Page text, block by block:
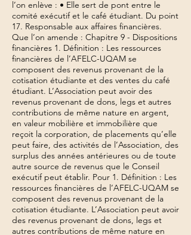
l’on enlève : • Elle sert de pont entre le
comité exécutif et le café étudiant. Du point
17. Responsable aux affaires financières.
Que l’on amende : Chapitre 9 - Dispositions
financières 1. Définition : Les ressources
financières de l’AFELC-UQAM se
composent des revenus provenant de la
cotisation étudiante et des ventes du café
étudiant. L’Association peut avoir des
revenus provenant de dons, legs et autres
contributions de même nature en argent,
en valeur mobilière et immobilière que
reçoit la corporation, de placements qu’elle
peut faire, des activités de l’Association, des
surplus des années antérieures ou de toute
autre source de revenus que le Conseil
exécutif peut établir. Pour 1. Définition : Les
ressources financières de l’AFELC-UQAM se
composent des revenus provenant de la
cotisation étudiante. L’Association peut avoir
des revenus provenant de dons, legs et
autres contributions de même nature en